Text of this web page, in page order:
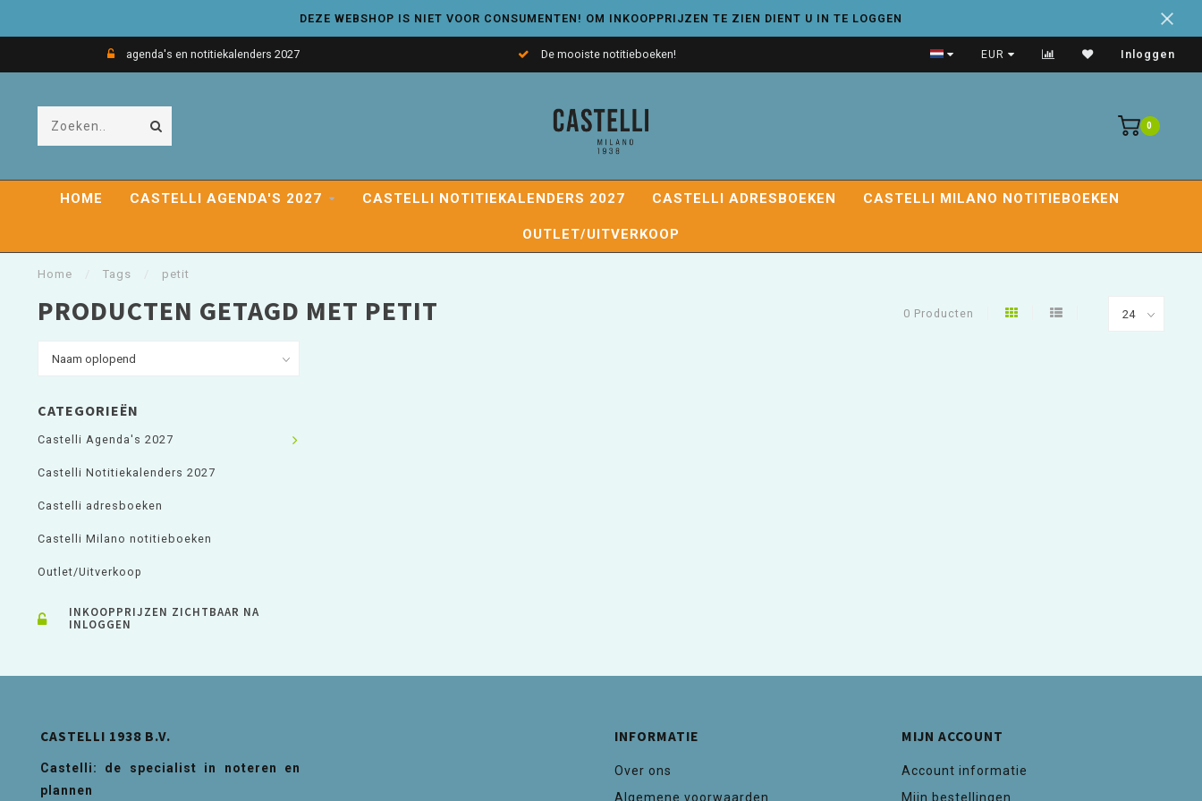
DEZE WEBSHOP IS NIET VOOR CONSUMENTEN! OM INKOOPPRIJZEN TE ZIEN DIENT U IN TE LOGGEN
agenda's en notitiekalenders 2027 De mooiste notitieboeken! Handige adresboeken
EUR Inloggen
0
HOME CASTELLI AGENDA'S 2027 CASTELLI NOTITIEKALENDERS 2027 CASTELLI ADRESBOEKEN CASTELLI MILANO NOTITIEBOEKEN
OUTLET/UITVERKOOP
Home Tags petit
PRODUCTEN GETAGD MET PETIT 0 Producten
CATEGORIEËN
Castelli Agenda's 2027
Castelli Notitiekalenders 2027
Castelli adresboeken
Castelli Milano notitieboeken
Outlet/Uitverkoop
INKOOPPRIJZEN ZICHTBAAR NA
INLOGGEN
CASTELLI 1938 B.V.
Castelli: de specialist in noteren en
plannen
INFORMATIE
Over ons
Algemene voorwaarden
MIJN ACCOUNT
Account informatie
Mijn bestellingen